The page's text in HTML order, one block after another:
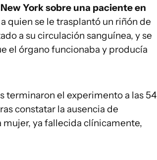
York sobre una paciente en
a quien se le trasplantó un riñón de
a su circulación sanguínea, y se
el órgano funcionaba y producía
terminaron el experimento a las 54
constatar la ausencia de
mujer, ya fallecida clínicamente,